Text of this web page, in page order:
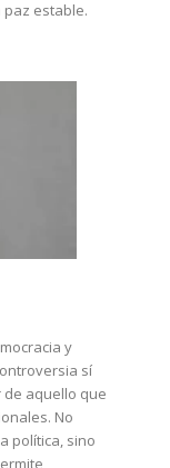
estable.
y
sí
de aquello que
No
política, sino